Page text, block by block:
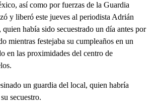
así como por fuerzas de la Guardia
y liberó este jueves al periodista Adrián
había sido secuestrado un día antes por
mientras festejaba su cumpleaños en un
en las proximidades del centro de
un guardia del local, quien habría
secuestro.